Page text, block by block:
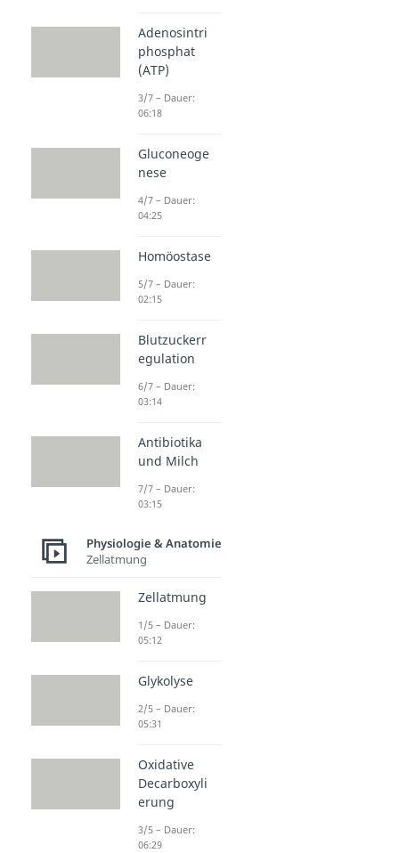
Adenosintri
phosphat
(ATP)
3/7 – Dauer:
06:18
Gluconeoge
nese
4/7 – Dauer:
04:25
Homöostase
5/7 – Dauer:
02:15
Blutzuckerr
egulation
6/7 – Dauer:
03:14
Antibiotika
und Milch
7/7 – Dauer:
03:15
Physiologie & Anatomie
Zellatmung
Zellatmung
1/5 – Dauer:
05:12
Glykolyse
2/5 – Dauer:
05:31
Oxidative
Decarboxyli
erung
3/5 – Dauer:
06:29